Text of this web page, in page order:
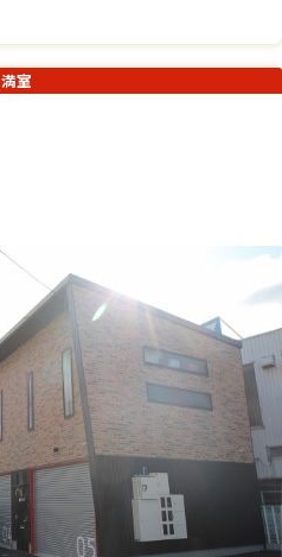
満室